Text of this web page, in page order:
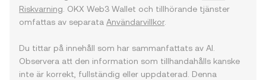
Riskvarning . OKX Web3 Wallet och tillhörande tjänster
omfattas av separata Användarvillkor.
Du tittar på innehåll som har sammanfattats av AI.
Observera att den information som tillhandahålls kanske
inte är korrekt, fullständig eller uppdaterad. Denna